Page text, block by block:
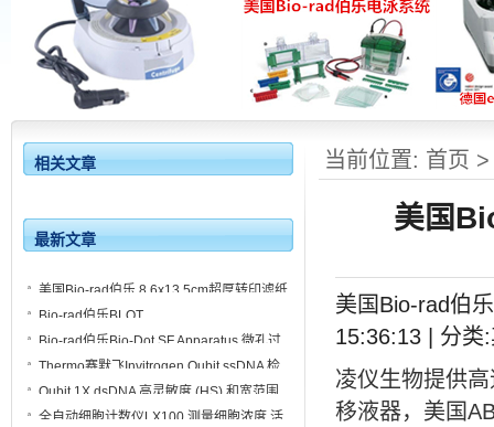
当前位置: 首页
美国
美国Bio-rad伯
15:36:13 | 分类
凌仪生物提供
移液器，美国
相关文章
最新文章
美国Bio-rad伯乐 8.6x13.5cm超厚转印滤纸
1703967
Bio-rad伯乐BLOT
PAPER,7x8.4cm,ETHK,60PK转印滤纸
Bio-rad伯乐Bio-Dot SF Apparatus 微孔过
滤仪1706542
Thermo赛默飞Invitrogen Qubit ssDNA 检
测试剂盒Q10212
Qubit 1X dsDNA 高灵敏度 (HS) 和宽范围
(BR) 定量试剂盒Q33231
全自动细胞计数仪LX100 测量细胞浓度 活